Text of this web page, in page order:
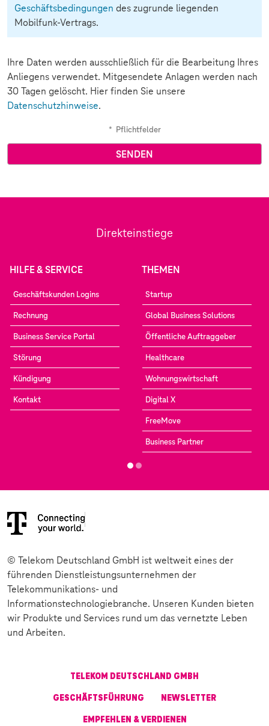
Geschäftsbedingungen des zugrunde liegenden
Mobilfunk-Vertrags.
Ihre Daten werden ausschließlich für die Bearbeitung Ihres
Anliegens verwendet. Mitgesendete Anlagen werden nach
30 Tagen gelöscht. Hier finden Sie unsere
Datenschutzhinweise.
* Pflichtfelder
Direkteinstiege
HILFE & SERVICE
Geschäftskunden Logins
Rechnung
Business Service Portal
Störung
Kündigung
Kontakt
THEMEN
Startup
Global Business Solutions
Öffentliche Auftraggeber
Healthcare
Wohnungswirtschaft
Digital X
FreeMove
Business Partner
© Telekom Deutschland GmbH ist weltweit eines der
führenden Dienstleistungsunternehmen der
Telekommunikations- und
Informationstechnologiebranche. Unseren Kunden bieten
wir Produkte und Services rund um das vernetzte Leben
und Arbeiten.
TELEKOM DEUTSCHLAND GMBH
GESCHÄFTSFÜHRUNG NEWSLETTER
EMPFEHLEN & VERDIENEN